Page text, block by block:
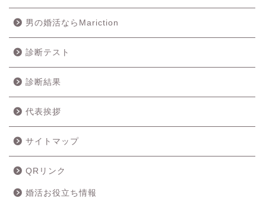
男の婚活ならMariction
診断テスト
診断結果
代表挨拶
サイトマップ
QRリンク
婚活お役立ち情報